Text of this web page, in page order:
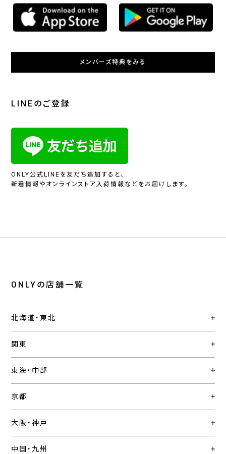
メンバーズ特典をみる
LINEのご登録
ONLY公式LINEを友だち追加すると、
新着情報やオンラインストア入荷情報などをお届けします。
ONLYの店舗一覧
北海道・東北
関東
東海・中部
京都
大阪・神戸
中国・九州